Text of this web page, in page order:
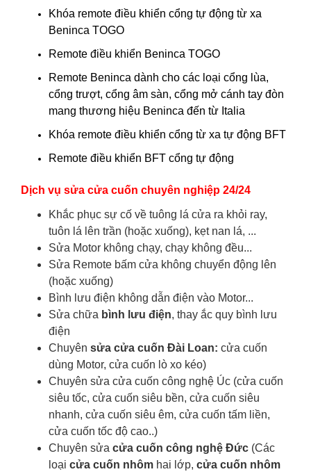
Khóa remote điều khiển cổng tự động từ xa
Beninca TOGO
Remote điều khiển Beninca TOGO
Remote Beninca dành cho các loại cổng lùa,
cổng trượt, cổng âm sàn, cổng mở cánh tay đòn
mang thương hiệu Beninca đến từ Italia
Khóa remote điều khiển cổng từ xa tự động BFT
Remote điều khiển BFT cổng tự động
Dịch vụ sửa cửa cuốn chuyên nghiệp 24/24
Khắc phục sự cố về tuông lá cửa ra khỏi ray,
tuôn lá lên trần (hoặc xuống), kẹt nan lá, ...
Sửa Motor không chạy, chạy không đều...
Sửa Remote bấm cửa không chuyển động lên
(hoặc xuống)
Bình lưu điện không dẫn điện vào Motor...
Sửa chữa bình lưu điện, thay ắc quy bình lưu
điện
Chuyên sửa cửa cuốn Đài Loan: cửa cuốn
dùng Motor, cửa cuốn lò xo kéo)
Chuyên sửa cửa cuốn công nghệ Úc (cửa cuốn
siêu tốc, cửa cuốn siêu bền, cửa cuốn siêu
nhanh, cửa cuốn siêu êm, cửa cuốn tấm liền,
cửa cuốn tốc độ cao..)
Chuyên sửa cửa cuốn công nghệ Đức (Các
loại cửa cuốn nhôm hai lớp, cửa cuốn nhôm